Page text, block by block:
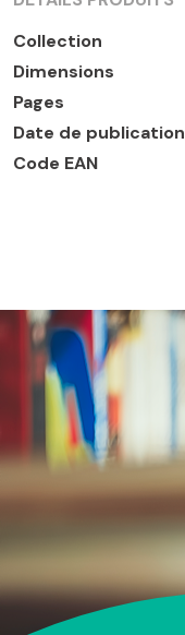
Collection
Dimensions
Pages
Date de publication
Code EAN